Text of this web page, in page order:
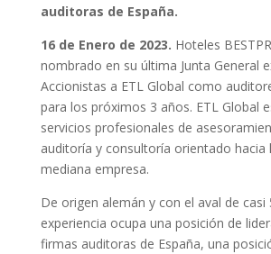
auditoras de España.
16 de Enero de 2023. Hoteles
nombrado en su última Junta General
Accionistas a ETL Global como
para los próximos 3 años. ETL Global
servicios profesionales de
auditoría y consultoría orientado hacia
mediana empresa.
De origen alemán y con el aval de casi
experiencia ocupa una posición de
firmas auditoras de España, una